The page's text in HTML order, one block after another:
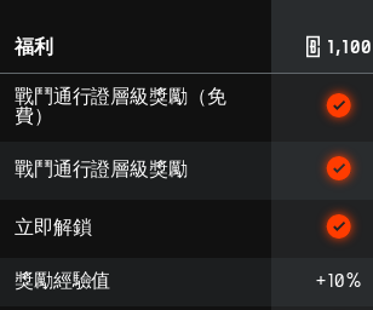
福利 1,100
戰鬥通行證層級獎勵（免
費）
戰鬥通行證層級獎勵
立即解鎖
獎勵經驗值 +10%